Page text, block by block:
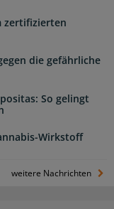
zertifizierten
die gefährliche
So gelingt
Wirkstoff
weitere Nachrichten